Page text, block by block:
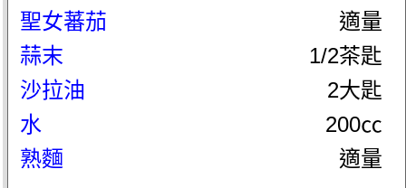
聖女蕃茄
適量
蒜末
1/2茶匙
沙拉油
2大匙
水
200㏄
熟麵
適量